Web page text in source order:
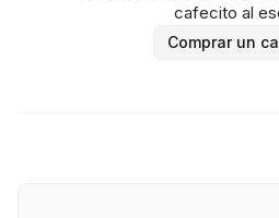
cafecito al
Comprar un